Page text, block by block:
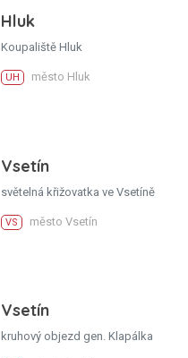
Hluk
Koupaliště Hluk
UH město Hluk
Vsetín
světelná křižovatka ve Vsetíně
VS město Vsetín
Vsetín
kruhový objezd gen. Klapálka